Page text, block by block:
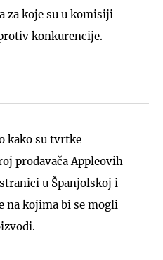
za koje su u komisiji
konkurencije.
kako su tvrtke
prodavača Appleovih
u Španjolskoj i
na kojima bi se mogli